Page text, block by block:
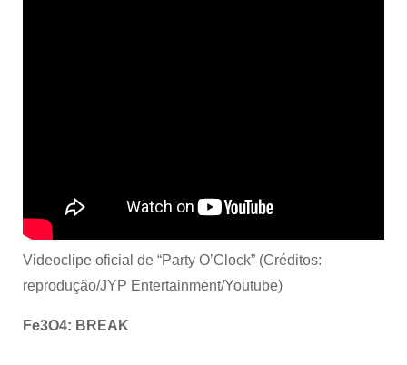
Videoclipe oficial de “Party O’Clock” (Créditos:
reprodução/JYP Entertainment/Youtube)
Fe3O4: BREAK